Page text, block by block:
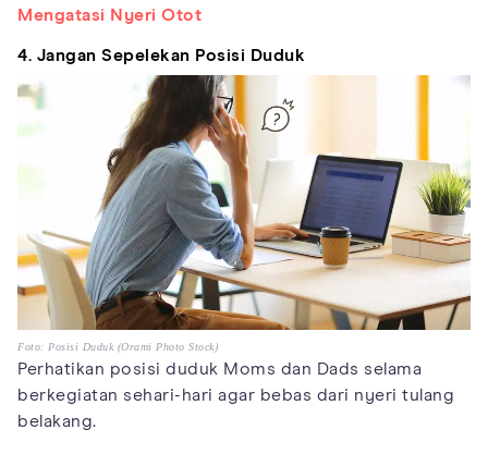
Mengatasi Nyeri Otot
4. Jangan Sepelekan Posisi Duduk
Foto: Posisi Duduk (Orami Photo Stock)
Perhatikan posisi duduk Moms dan Dads selama
berkegiatan sehari-hari agar bebas dari nyeri tulang
belakang.